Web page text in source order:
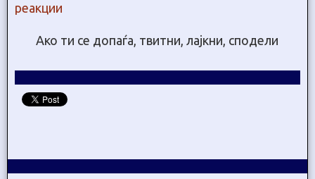
реакции
Ако ти се допаѓа, твитни, лајкни, сподели